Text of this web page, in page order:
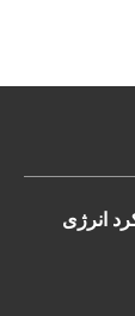
انرژی